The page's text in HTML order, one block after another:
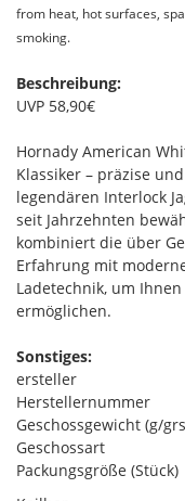
from heat, hot surfaces,
smoking.
Beschreibung:
UVP 58,90€
Hornady American
Klassiker – präzise
legendären Interlock
seit Jahrzehnten
kombiniert die über
Erfahrung mit
Ladetechnik, um
ermöglichen.
Sonstiges:
ersteller
Herstellernummer
Geschossgewicht (g/
Geschossart
Packungsgröße (Stück)